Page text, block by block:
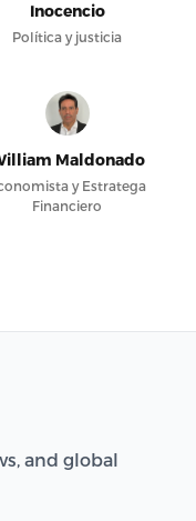
Inocencio
Política y justicia
Maldonado
y Estratega
Financiero
and global